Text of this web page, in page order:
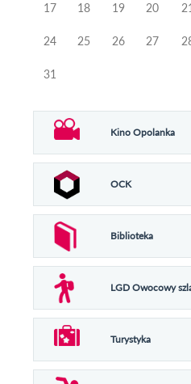
17 18 19 20 21
24 25 26 27
31
Kino Opolanka
OCK
Biblioteka
LGD Owocowy
Turystyka